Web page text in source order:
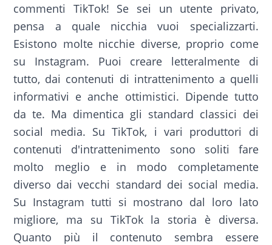
commenti TikTok! Se sei un utente privato,
pensa a quale nicchia vuoi specializzarti.
Esistono molte nicchie diverse, proprio come
su Instagram. Puoi creare letteralmente di
tutto, dai contenuti di intrattenimento a quelli
informativi e anche ottimistici. Dipende tutto
da te. Ma dimentica gli standard classici dei
social media. Su TikTok, i vari produttori di
contenuti d'intrattenimento sono soliti fare
molto meglio e in modo completamente
diverso dai vecchi standard dei social media.
Su Instagram tutti si mostrano dal loro lato
migliore, ma su TikTok la storia è diversa.
Quanto più il contenuto sembra essere